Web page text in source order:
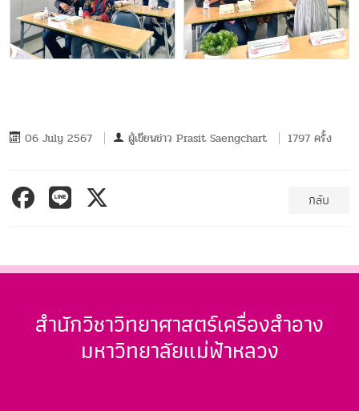
06 July 2567 ผู้เขียนข่าว Prasit Saengchart 1797 ครั้ง
กลับ
สำนักวิชาวิทยาศาสตร์เครื่องสำอาง
มหาวิทยาลัยแม่ฟ้าหลวง